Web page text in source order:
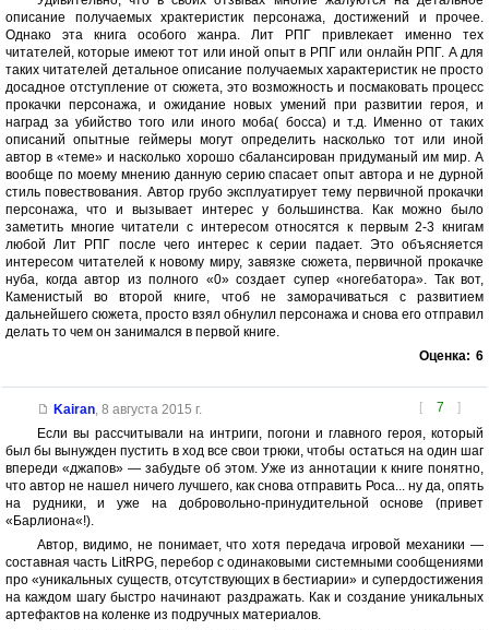
описание получаемых храктеристик персонажа, достижений и прочее.
Однако эта книга особого жанра. Лит РПГ привлекает именно тех
читателей, которые имеют тот или иной опыт в РПГ или онлайн РПГ. А для
таких читателей детальное описание получаемых характеристик не просто
досадное отступление от сюжета, это возможность и посмаковать процесс
прокачки персонажа, и ожидание новых умений при развитии героя, и
наград за убийство того или иного моба( босса) и т.д. Именно от таких
описаний опытные геймеры могут определить насколько тот или иной
автор в «теме» и насколько хорошо сбалансирован придуманый им мир. А
вообще по моему мнению данную серию спасает опыт автора и не дурной
стиль повествования. Автор грубо эксплуатирует тему первичной прокачки
персонажа, что и вызывает интерес у большинства. Как можно было
заметить многие читатели с интересом относятся к первым 2-3 книгам
любой Лит РПГ после чего интерес к серии падает. Это объясняется
интересом читателей к новому миру, завязке сюжета, первичной прокачке
нуба, когда автор из полного «0» создает супер «ногебатора». Так вот,
Каменистый во второй книге, чтоб не заморачиваться с развитием
дальнейшего сюжета, просто взял обнулил персонажа и снова его отправил
делать то чем он занимался в первой книге.
Оценка: 6
[ 7 ]
Kairan, 8 августа 2015 г.
Если вы рассчитывали на интриги, погони и главного героя, который
был бы вынужден пустить в ход все свои трюки, чтобы остаться на один шаг
впереди «джапов» — забудьте об этом. Уже из аннотации к книге понятно,
что автор не нашел ничего лучшего, как снова отправить Роса... ну да, опять
на рудники, и уже на добровольно-принудительной основе (привет
«Барлиона«!).
Автор, видимо, не понимает, что хотя передача игровой механики —
составная часть LitRPG, перебор с одинаковыми системными сообщениями
про «уникальных существ, отсутствующих в бестиарии» и супердостижения
на каждом шагу быстро начинают раздражать. Как и создание уникальных
артефактов на коленке из подручных материалов.